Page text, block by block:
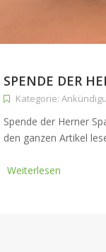
SPENDE DER
Kategorie:
Spende der Herner
den ganzen Artikel
Weiterlesen